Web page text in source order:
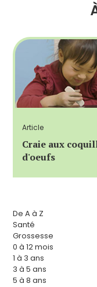
Article
Craie aux
d'oeufs
De A à Z
Santé
Grossesse
0 à 12 mois
1 à 3 ans
3 à 5 ans
5 à 8 ans